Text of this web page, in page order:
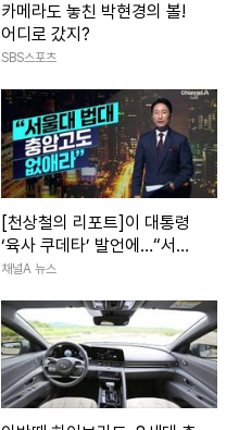
카메라도 놓친 박현경의 볼!
어디로 갔지?
SBS스포츠
[천상철의 리포트]이 대통령
‘육사 쿠데타’ 발언에…“서울
대 법대·충암고도 없애라”
채널A 뉴스